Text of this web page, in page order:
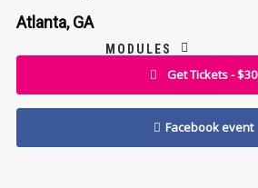
MODULES
Atlanta, GA
Get Tickets - $30
Facebook event